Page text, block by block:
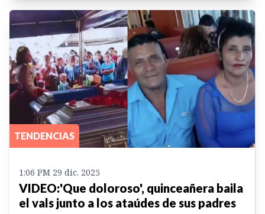
TENDENCIAS
1:06 PM 29 dic. 2025
VIDEO:'Que doloroso', quinceañera baila
el vals junto a los ataúdes de sus padres